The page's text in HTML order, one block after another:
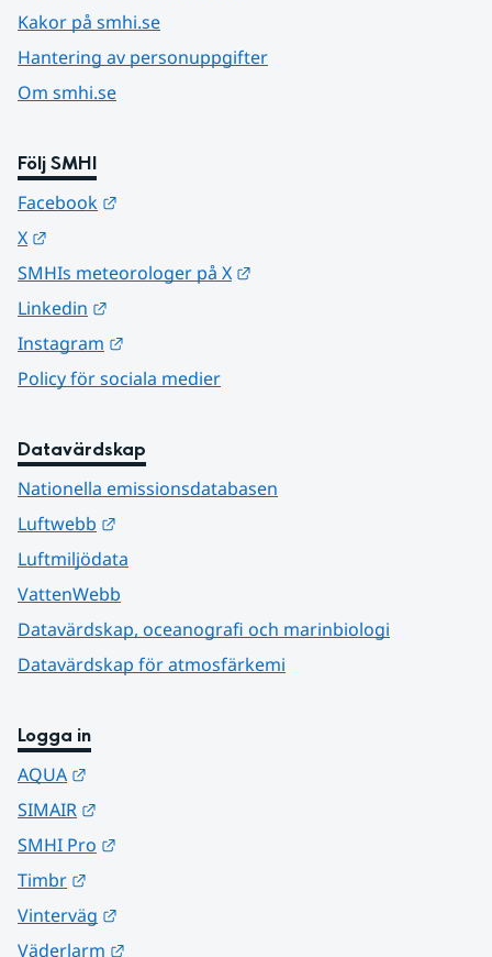
Kakor på smhi.se
Hantering av personuppgifter
Om smhi.se
Följ SMHI
Facebook
X
SMHIs meteorologer på X
Linkedin
Instagram
Policy för sociala medier
Datavärdskap
Nationella emissionsdatabasen
Luftwebb
Luftmiljödata
VattenWebb
Datavärdskap, oceanografi och marinbiologi
Datavärdskap för atmosfärkemi
Logga in
AQUA
SIMAIR
SMHI Pro
Timbr
Vinterväg
Väderlarm